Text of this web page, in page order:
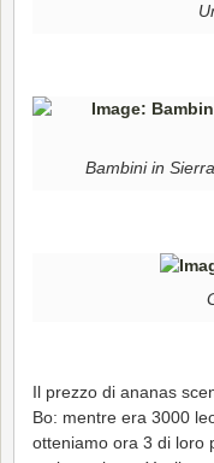
Bambini in
Il prezzo di ananas
Bo: mentre era 3000
otteniamo ora 3 di loro